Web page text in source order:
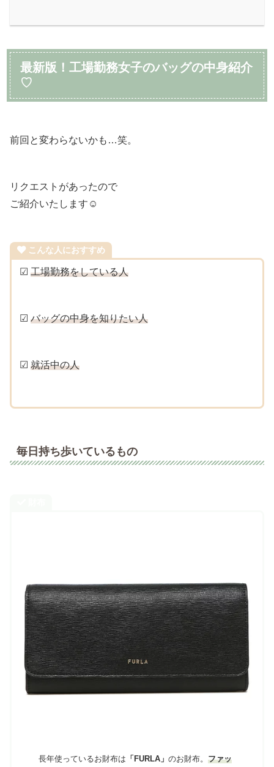
最新版！工場勤務女子のバッグの中身紹介
♡
前回と変わらないかも…笑。
リクエストがあったので
ご紹介いたします☺
こんな人におすすめ
☑ 工場勤務をしている人
☑ バッグの中身を知りたい人
☑ 就活中の人
毎日持ち歩いているもの
長年使っているお財布は 「FURLA」 のお財布。 ファッ